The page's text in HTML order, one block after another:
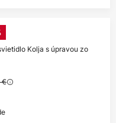
Kolja s úpravou zo
€